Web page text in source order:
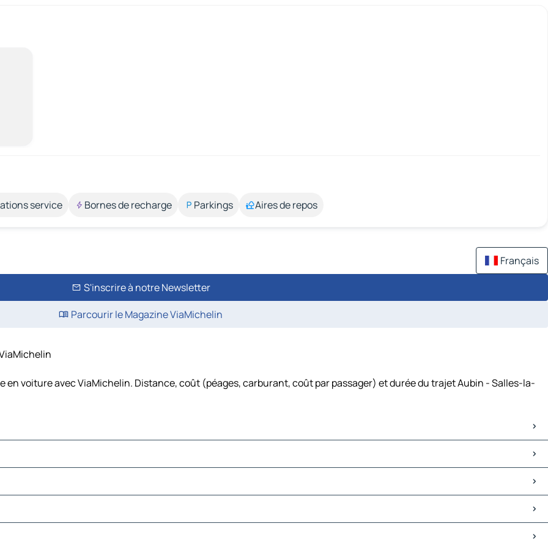
service Bornes de recharge Parkings Aires de repos
Français
S'inscrire à notre Newsletter
Parcourir le Magazine ViaMichelin
voiture avec ViaMichelin. Distance, coût (péages, carburant, coût par passager) et durée du trajet Aubin - Salles-la-